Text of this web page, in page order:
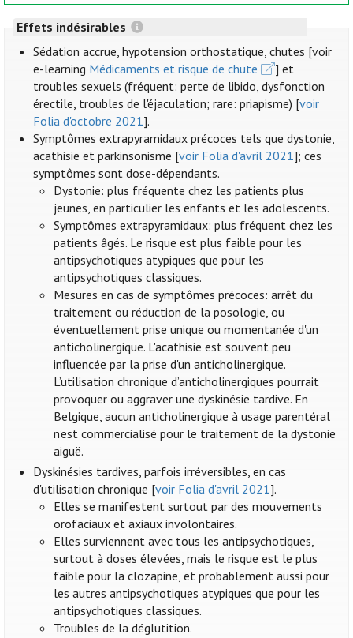
Effets indésirables
Sédation accrue, hypotension orthostatique, chutes [voir
e-learning Médicaments et risque de chute
] et
troubles sexuels (fréquent: perte de libido, dysfonction
érectile, troubles de l'éjaculation; rare: priapisme) [voir
Folia d'octobre 2021].
Symptômes extrapyramidaux précoces tels que dystonie,
acathisie et parkinsonisme [voir Folia d'avril 2021]; ces
symptômes sont dose-dépendants.
Dystonie: plus fréquente chez les patients plus
jeunes, en particulier les enfants et les adolescents.
Symptômes extrapyramidaux: plus fréquent chez les
patients âgés. Le risque est plus faible pour les
antipsychotiques atypiques que pour les
antipsychotiques classiques.
Mesures en cas de symptômes précoces: arrêt du
traitement ou réduction de la posologie, ou
éventuellement prise unique ou momentanée d'un
anticholinergique. L'acathisie est souvent peu
influencée par la prise d'un anticholinergique.
L’utilisation chronique d’anticholinergiques pourrait
provoquer ou aggraver une dyskinésie tardive. En
Belgique, aucun anticholinergique à usage parentéral
n’est commercialisé pour le traitement de la dystonie
aiguë.
Dyskinésies tardives, parfois irréversibles, en cas
d'utilisation chronique [voir Folia d'avril 2021].
Elles se manifestent surtout par des mouvements
orofaciaux et axiaux involontaires.
Elles surviennent avec tous les antipsychotiques,
surtout à doses élevées, mais le risque est le plus
faible pour la clozapine, et probablement aussi pour
les autres antipsychotiques atypiques que pour les
antipsychotiques classiques.
Troubles de la déglutition.